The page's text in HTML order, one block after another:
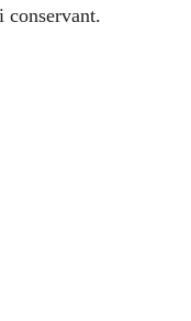
conservant.